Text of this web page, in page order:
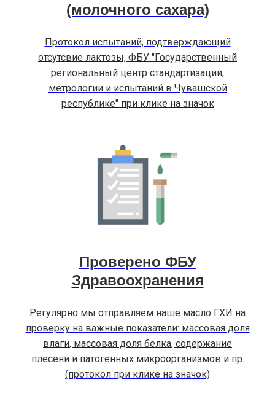
(молочного сахара)
Протокол испытаний, подтверждающий
отсутсвие лактозы, ФБУ "Государственный
региональный центр стандартизации,
метрологии и испытаний в Чувашской
республике" при клике на значок
Проверено ФБУ
Здравоохранения
Регулярно мы отправляем наше масло ГХИ на
проверку на важные показатели: массовая доля
влаги, массовая доля белка, содержание
плесени и патогенных микроорганизмов и пр.
(протокол при клике на значок)